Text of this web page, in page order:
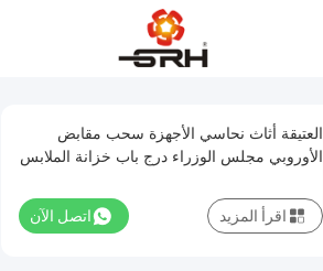
العتيقة أثاث نحاسي الأجهزة سحب مقابض
الأوروبي مجلس الوزراء درج باب خزانة الملابس
اتصل الآن اقرأ المزيد